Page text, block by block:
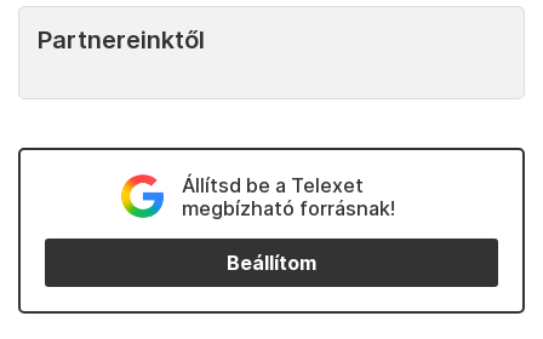
Partnereinktől
Állítsd be a Telexet
megbízható forrásnak!
Beállítom